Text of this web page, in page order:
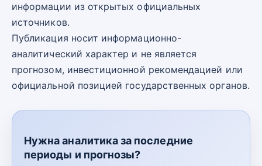
информации из открытых официальных
источников.
Публикация носит информационно-
аналитический характер и не является
прогнозом, инвестиционной рекомендацией или
официальной позицией государственных органов.
Нужна аналитика за последние
периоды и прогнозы?